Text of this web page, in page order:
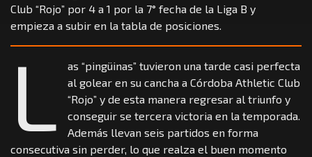
Club “Rojo” por 4 a 1 por la 7° fecha de la Liga B y
empieza a subir en la tabla de posiciones.
L
as “pingüinas” tuvieron una tarde casi perfecta
al golear en su cancha a Córdoba Athletic Club
“Rojo” y de esta manera regresar al triunfo y
conseguir se tercera victoria en la temporada.
Además llevan seis partidos en forma
consecutiva sin perder, lo que realza el buen momento